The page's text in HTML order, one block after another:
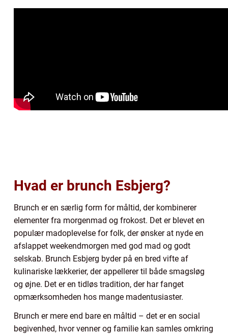
Hvad er brunch Esbjerg?
Brunch er en særlig form for måltid, der kombinerer
elementer fra morgenmad og frokost. Det er blevet en
populær madoplevelse for folk, der ønsker at nyde en
afslappet weekendmorgen med god mad og godt
selskab. Brunch Esbjerg byder på en bred vifte af
kulinariske lækkerier, der appellerer til både smagsløg
og øjne. Det er en tidløs tradition, der har fanget
opmærksomheden hos mange madentusiaster.
Brunch er mere end bare en måltid – det er en social
begivenhed, hvor venner og familie kan samles omkring